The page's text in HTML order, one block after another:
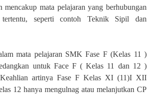
mencakup mata pelajaran yang berhubungan
tertentu, seperti contoh Teknik Sipil dan
mata pelajaran SMK Fase F (Kelas 11 )
untuk Face F ( Kelas 11 dan 12 )
artinya Fase F Kelas XI (11)I XII
12 hanya mengulnag atau melanjutkan CP